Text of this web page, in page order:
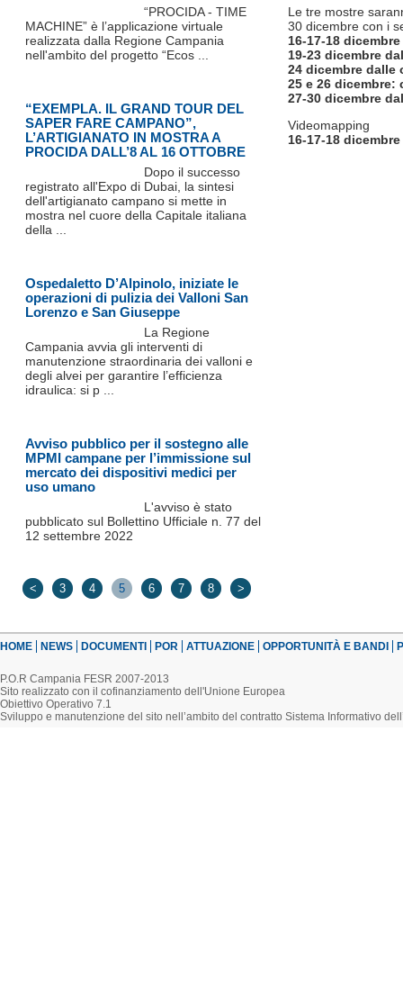
Le tre mostre
30 dicembre con i
16-17-18
19-23 dicembre
24 dicembre dalle
25 e 26 dicembre:
27-30 dicembre
Videomapping
16-17-18
“PROCIDA - TIME
MACHINE” è l’applicazione virtuale
realizzata dalla Regione Campania
nell'ambito del progetto “Ecos ...
“EXEMPLA. IL GRAND TOUR DEL
SAPER FARE CAMPANO”,
L’ARTIGIANATO IN MOSTRA A
PROCIDA DALL’8 AL 16 OTTOBRE
Dopo il successo
registrato all'Expo di Dubai, la sintesi
dell'artigianato campano si mette in
mostra nel cuore della Capitale italiana
della ...
Ospedaletto D’Alpinolo, iniziate le
operazioni di pulizia dei Valloni San
Lorenzo e San Giuseppe
La Regione
Campania avvia gli interventi di
manutenzione straordinaria dei valloni e
degli alvei per garantire l’efficienza
idraulica: si p ...
Avviso pubblico per il sostegno alle
MPMI campane per l’immissione sul
mercato dei dispositivi medici per
uso umano
L'avviso è stato
pubblicato sul Bollettino Ufficiale n. 77 del
12 settembre 2022
< 3 4 5 6 7 8 >
HOME NEWS DOCUMENTI POR ATTUAZIONE OPPORTUNITÀ E BANDI
P.O.R Campania FESR 2007-2013
Sito realizzato con il cofinanziamento dell'Unione Europea
Obiettivo Operativo 7.1
Sviluppo e manutenzione del sito nell’ambito del contratto Sistema Informativo